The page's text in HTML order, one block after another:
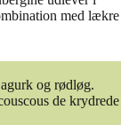
med lækre
og rødløg.
de krydrede